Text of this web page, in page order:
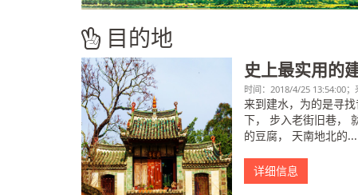
目的地
史上最实用的
时间：2018/4/25 13:54:00；
来到建水，为的是寻
下， 步入老街旧巷，
的豆腐， 天南地北的...
详细信息